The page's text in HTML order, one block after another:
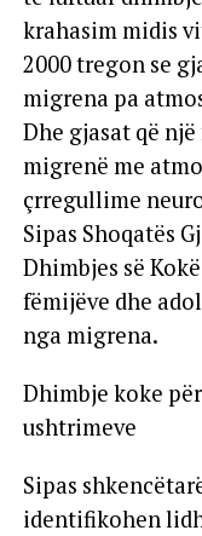
krahasim midis
2000 tregon se
migrena pa
Dhe gjasat që
migrenë me
çrregullime
Sipas Shoqatës
Dhimbjes së
fëmijëve dhe
nga migrena.
Dhimbje koke
ushtrimeve
Sipas
identifikohen